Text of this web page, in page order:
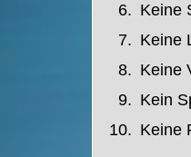
Keine
Keine
Keine
Kein
Keine